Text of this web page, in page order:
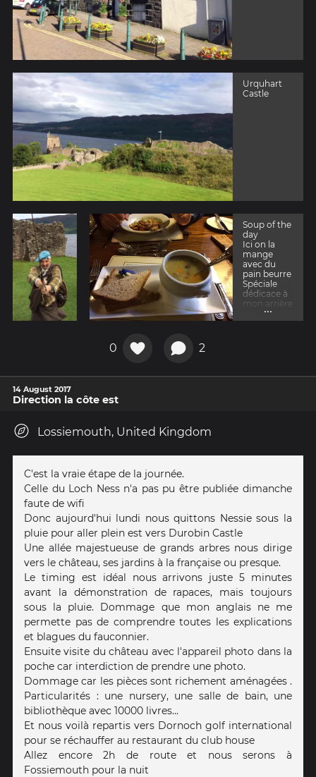
Urquhart
Castle
Soup of the
day
Ici on la
mange
avec du
pain beurre
Spéciale
dédicace à
mon arrière
grand mère
!
...
0 2
14 August 2017
Direction la côte est
Lossiemouth, United Kingdom
C'est la vraie étape de la journée.
Celle du Loch Ness n'a pas pu être publiée dimanche
faute de wifi
Donc aujourd'hui lundi nous quittons Nessie sous la
pluie pour aller plein est vers Durobin Castle
Une allée majestueuse de grands arbres nous dirige
vers le château, ses jardins à la française ou presque.
Le timing est idéal nous arrivons juste 5 minutes
avant la démonstration de rapaces, mais toujours
sous la pluie. Dommage que mon anglais ne me
permette pas de comprendre toutes les explications
et blagues du fauconnier.
Ensuite visite du château avec l'appareil photo dans la
poche car interdiction de prendre une photo.
Dommage car les pièces sont richement aménagées .
Particularités : une nursery, une salle de bain, une
bibliothèque avec 10000 livres...
Et nous voilà repartis vers Dornoch golf international
pour se réchauffer au restaurant du club house
Allez encore 2h de route et nous serons à
Fossiemouth pour la nuit